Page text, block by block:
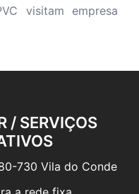
visitam empresa
/ SERVIÇOS
730 Vila do Conde